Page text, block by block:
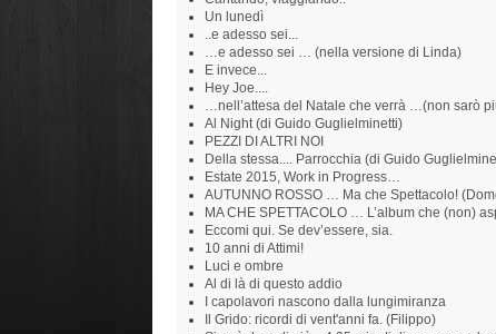
Un lunedì
..e adesso sei...
…e adesso sei … (nella versione di Linda)
E invece...
Hey Joe....
…nell’attesa del Natale che verrà …(non sarò
Al Night (di Guido Guglielminetti)
PEZZI DI ALTRI NOI
Della stessa.... Parrocchia (di Guido
Estate 2015, Work in Progress…
AUTUNNO ROSSO … Ma che Spettacolo!
MA CHE SPETTACOLO … L’album che (non)
Eccomi qui. Se dev’essere, sia.
10 anni di Attimi!
Luci e ombre
Al di là di questo addio
I capolavori nascono dalla lungimiranza
Il Grido: ricordi di vent'anni fa. (Filippo)